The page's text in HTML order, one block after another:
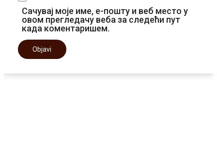
Сачувај моје име, е-пошту и веб место у
овом прегледачу веба за следећи пут
када коментаришем.